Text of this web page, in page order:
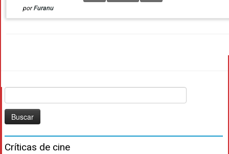
porFuranu
Críticas de cine